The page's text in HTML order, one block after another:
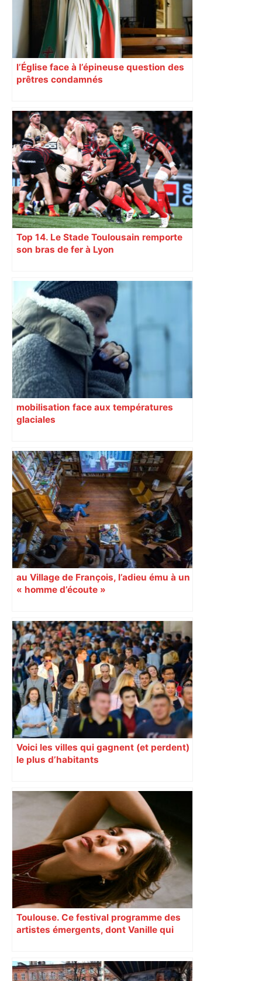
l’Église face à l’épineuse question des
prêtres condamnés
Top 14. Le Stade Toulousain remporte
son bras de fer à Lyon
mobilisation face aux températures
glaciales
au Village de François, l’adieu ému à un
« homme d’écoute »
Voici les villes qui gagnent (et perdent)
le plus d’habitants
Toulouse. Ce festival programme des
artistes émergents, dont Vanille qui